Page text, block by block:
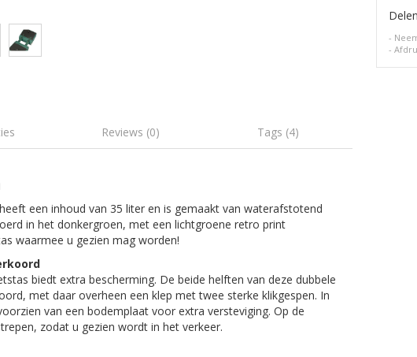
Reviews (0) Tags (4)
heeft een inhoud van 35 liter en is gemaakt van waterafstotend
in het donkergroen, met een lichtgroene retro print
waarmee u gezien mag worden!
biedt extra bescherming. De beide helften van deze dubbele
met daar overheen een klep met twee sterke klikgespen. In
van een bodemplaat voor extra versteviging. Op de
zodat u gezien wordt in het verkeer.
-
-